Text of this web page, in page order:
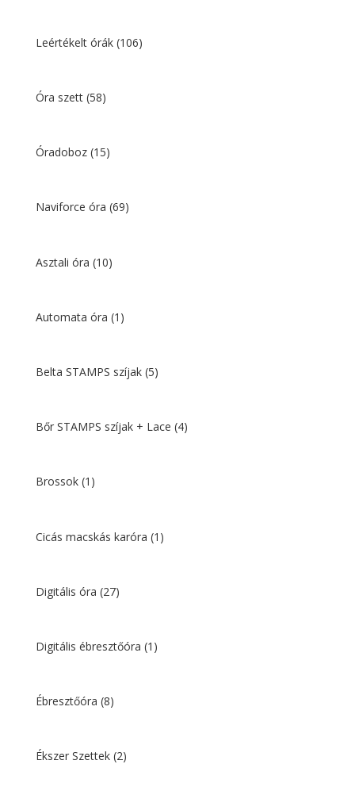
Leértékelt órák (106)
Óra szett (58)
Óradoboz (15)
Naviforce óra (69)
Asztali óra (10)
Automata óra (1)
Belta STAMPS szíjak (5)
Bőr STAMPS szíjak + Lace (4)
Brossok (1)
Cicás macskás karóra (1)
Digitális óra (27)
Digitális ébresztőóra (1)
Ébresztőóra (8)
Ékszer Szettek (2)